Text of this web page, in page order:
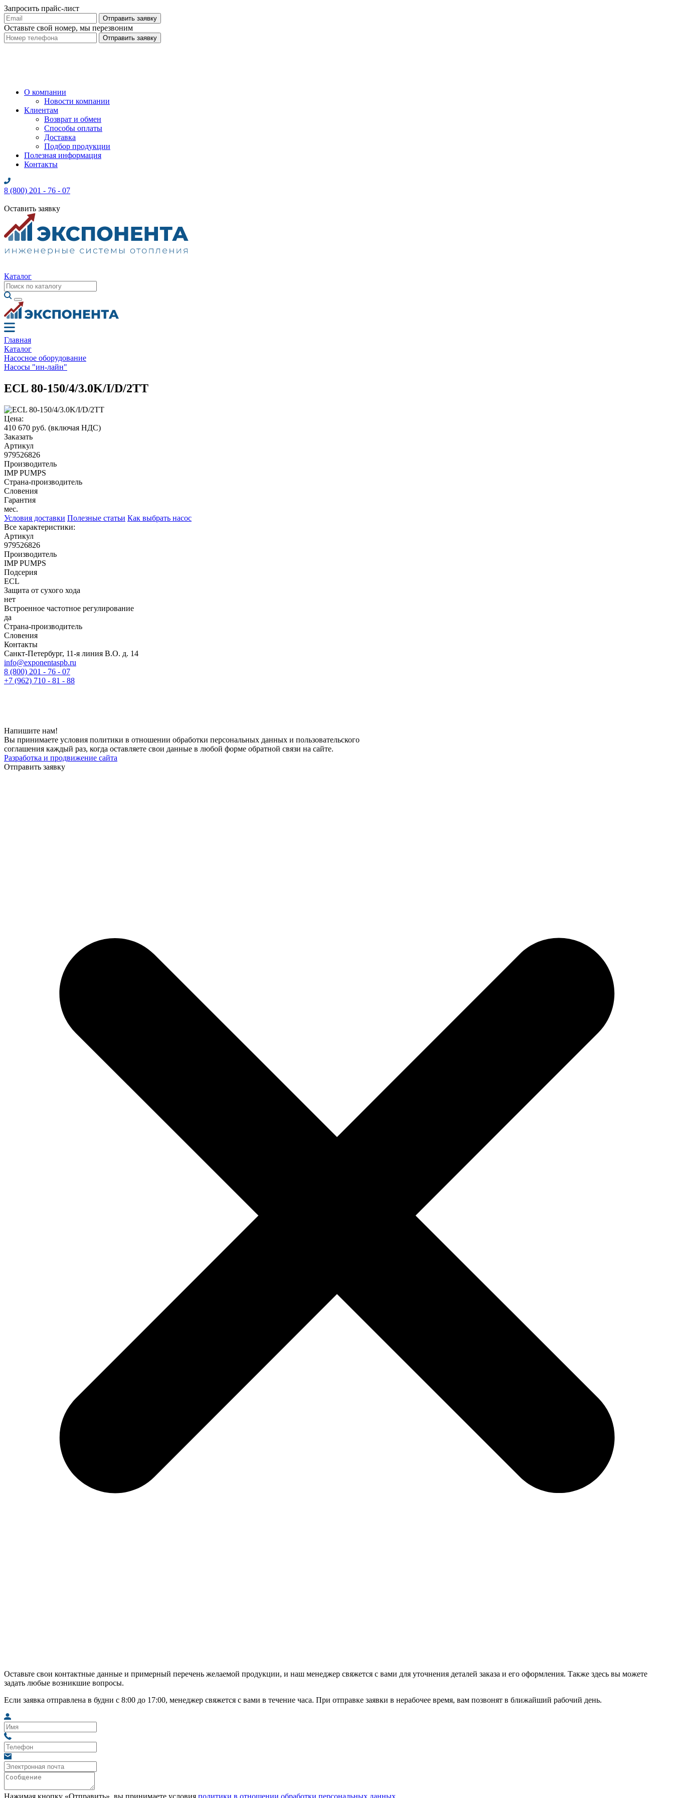
Запросить прайс-лист
Оставьте свой номер, мы перезвоним
О компании
Новости компании
Клиентам
Возврат и обмен
Способы оплаты
Доставка
Подбор продукции
Полезная информация
Контакты
8 (800) 201 - 76 - 07
Оставить заявку
Каталог
Главная
Каталог
Насосное оборудование
Насосы "ин-лайн"
ECL 80-150/4/3.0K/I/D/2TT
Цена:
410 670 руб. (включая НДС)
Заказать
Артикул
979526826
Производитель
IMP PUMPS
Страна-производитель
Словения
Гарантия
мес.
Условия доставки Полезные статьи Как выбрать насос
Все характеристики:
Артикул
979526826
Производитель
IMP PUMPS
Подсерия
ECL
Защита от сухого хода
нет
Встроенное частотное регулирование
да
Страна-производитель
Словения
Контакты
Санкт-Петербург, 11-я линия В.О. д. 14
info@exponentaspb.ru
8 (800) 201 - 76 - 07
+7 (962) 710 - 81 - 88
Напишите нам!
Вы принимаете условия политики в отношении обработки персональных данных и пользовательского
соглашения каждый раз, когда оставляете свои данные в любой форме обратной связи на сайте.
Разработка и продвижение сайта
Отправить заявку
Оставьте свои контактные данные и примерный перечень желаемой продукции, и наш менеджер свяжется с вами для уточнения деталей заказа и его оформления. Также здесь вы можете
задать любые возникшие вопросы.
Если заявка отправлена в будни с 8:00 до 17:00, менеджер свяжется с вами в течение часа. При отправке заявки в нерабочее время, вам позвонят в ближайший рабочий день.